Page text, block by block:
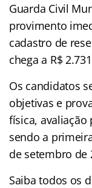
Guarda Civil
provimento
cadastro de
chega a R$
Os candidatos
objetivas e
física, avaliação
sendo a
de setembro de
Saiba todos os